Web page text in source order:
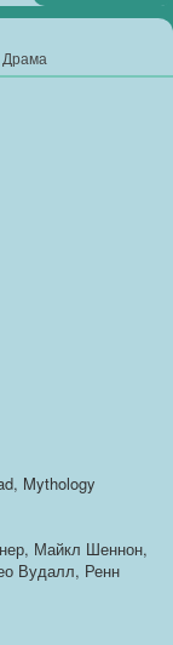
Драма
Mythology
Майкл Шеннон,
Вудалл, Ренн